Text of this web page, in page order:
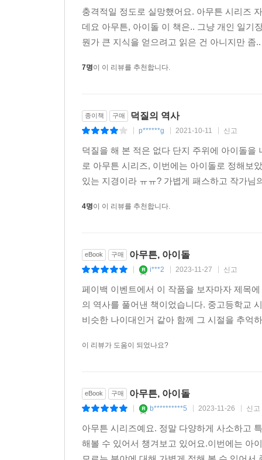
내가 생각하는 ‘책임감 있는 덕질’도 바로 이런
어지는 공백기 동안 불안에 잠식되기보다 홀가분
에게 마음을 열고 지갑도 연다. 인생이 고단할 때
충격적일 정도로 실망했어요. 아무튼 시리즈
데요 아무튼, 아이돌 이 책은.. 그냥 개인 일기
뭔가 큰 지식을 얻으려고 읽은 건 아니지만
7명이 이 리뷰를 추천합니다.
종이책 구매 덕질의 역사
p******g 2021-10-11 신고
덕질을 해 본 적은 없다 단지 주위에 아이돌
로 아무튼 시리즈, 이번에는 아이돌로 정해보
있는 지경이라 ㅠㅠ? 가볍게 패스하고 작가님
4명이 이 리뷰를 추천합니다.
eBook 구매 아무튼, 아이돌
i***2 2023-11-27 신고
페이백 이벤트에서 이 작품을 보자마자 제목
의 역사를 풀어낸 책이었습니다. 중고등학교
비슷한 나이대인거 같아 함께 그 시절을 추억
이 리뷰가 도움이 되었나요?
eBook 구매 아무튼, 아이돌
b**********5 2023-11-26 신고
아무튼 시리즈예요. 정말 다양하게 사소하고
해볼 수 있어서 챙겨보고 있어요.이번에는 아